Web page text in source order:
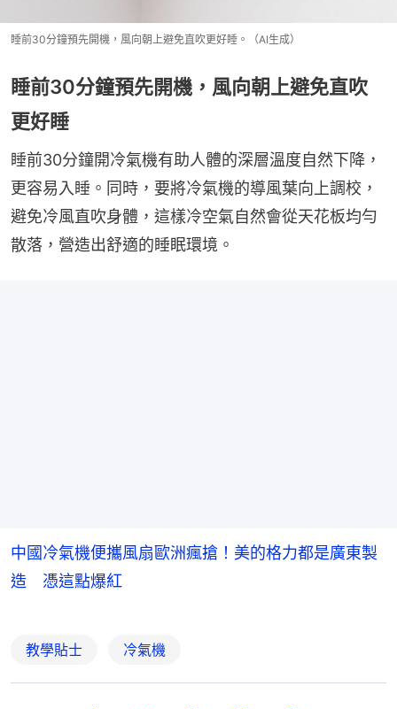
睡前30分鐘預先開機，風向朝上避免直吹更好睡。（AI生成）
睡前30分鐘預先開機，風向朝上避免直吹
更好睡
睡前30分鐘開冷氣機有助人體的深層溫度自然下降，
更容易入睡。同時，要將冷氣機的導風葉向上調校，
避免冷風直吹身體，這樣冷空氣自然會從天花板均勻
散落，營造出舒適的睡眠環境。
中國冷氣機便攜風扇歐洲瘋搶！美的格力都是廣東製
造 憑這點爆紅
教學貼士 冷氣機